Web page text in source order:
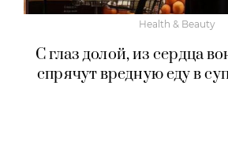
Health & Beauty
С глаз долой, из сердца
спрячут вредную еду в